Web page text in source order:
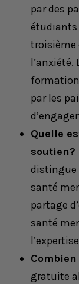
par des
étudiants
troisième
l’anxiété.
par les
Quelle
soutien?
distingue
santé
partage
santé
gratuite